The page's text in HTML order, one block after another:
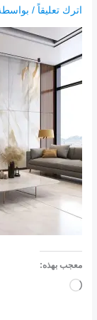
اترك تعليقاً /
معجب بهذه:
جاري